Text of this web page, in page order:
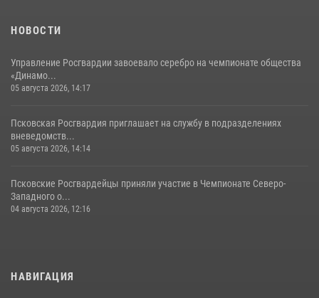
22 июля 2026, 10:19
НОВОСТИ
Управление Росгвардии завоевало серебро на чемпионате общества
«Динамо...
05 августа 2026, 14:17
Псковская Росгвардия приглашает на службу в подразделениях
вневедомств...
05 августа 2026, 14:14
Псковские Росгвардейцы приняли участие в Чемпионате Северо-
Западного о...
04 августа 2026, 12:16
НАВИГАЦИЯ